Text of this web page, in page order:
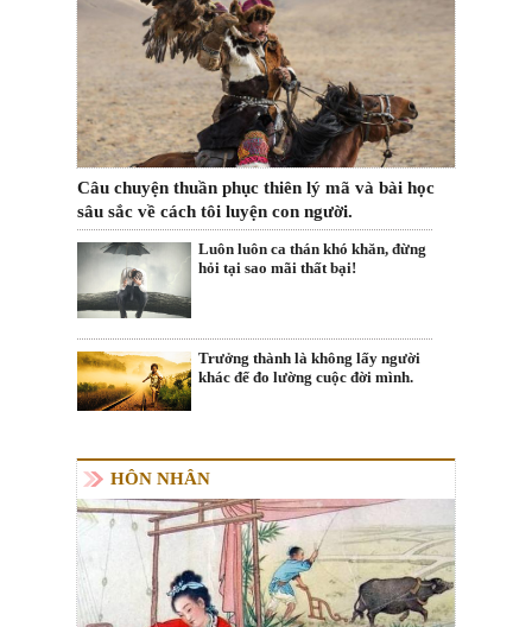
Câu chuyện thuần phục thiên lý mã và bài học
sâu sắc về cách tôi luyện con người.
Luôn luôn ca thán khó khăn, đừng
hỏi tại sao mãi thất bại!
Trưởng thành là không lấy người
khác để đo lường cuộc đời mình.
HÔN NHÂN